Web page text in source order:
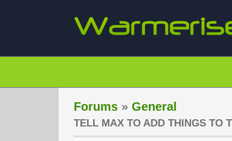
Forums » General
TELL MAX TO ADD THINGS TO